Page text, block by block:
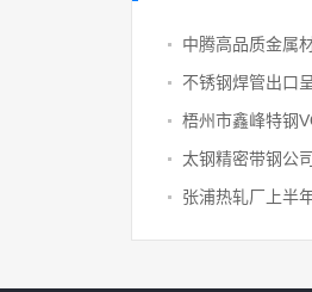
太钢精密带钢公